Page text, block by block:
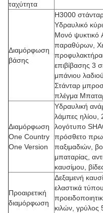
ταχύτητα
Διαμόρφωση
βάσης
H3000
Υδραυλικό
Μονό ψυκτικό
παραθύρων,
επιβίβασης 3
μπάνιου
Στάνταρ
πλέγμα
Διαμόρφωση
One Country
One Version
Υδραυλική
λάμπες ηλίου,
λογότυπο
πρόσθετο
παξιμαδιών,
μπαταρίας,
καυσίμου,
Προαιρετική
διαμόρφωση
Δεξαμενή
ελαστικά
κιλών, γρύλος